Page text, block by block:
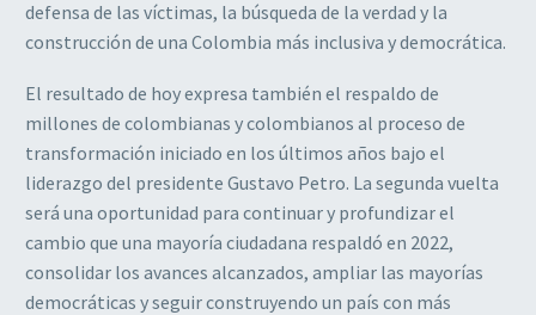
defensa de las víctimas, la búsqueda de la verdad y la
construcción de una Colombia más inclusiva y democrática.
El resultado de hoy expresa también el respaldo de
millones de colombianas y colombianos al proceso de
transformación iniciado en los últimos años bajo el
liderazgo del presidente Gustavo Petro. La segunda vuelta
será una oportunidad para continuar y profundizar el
cambio que una mayoría ciudadana respaldó en 2022,
consolidar los avances alcanzados, ampliar las mayorías
democráticas y seguir construyendo un país con más